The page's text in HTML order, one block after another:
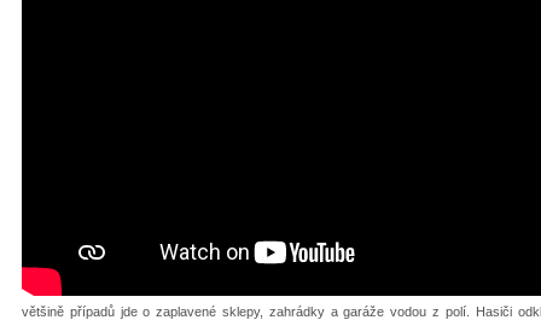
většině případů jde o zaplavené sklepy, zahrádky a garáže vodou z polí. Hasiči